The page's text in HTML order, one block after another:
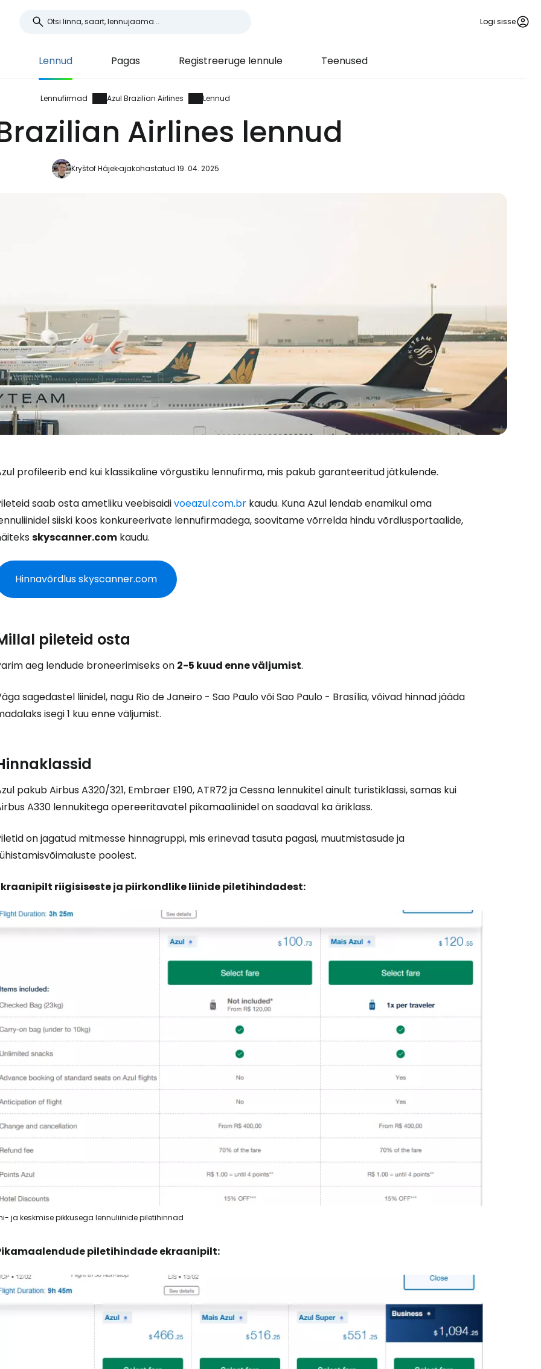
Logi sisse
Lennud Pagas Registreeruge lennule Teenused
Lennufirmad Azul Brazilian Airlines Lennud
Airlines lennud
Kryštof Hájekajakohastatud 19. 04. 2025
profileerib end kui klassikaline võrgustiku lennufirma, mis pakub garanteeritud jätkulende.
saab osta ametliku veebisaidivoeazul.com.br kaudu. Kuna Azul lendab enamikul oma
siiski koos konkureerivate lennufirmadega, soovitame võrrelda hindu võrdlusportaalide,
skyscanner.com kaudu.
Hinnavõrdlus skyscanner.com
pileteid osta
aeg lendude broneerimiseks on 2-5 kuud enne väljumist.
sagedastel liinidel, nagu Rio de Janeiro - Sao Paulo või Sao Paulo - Brasília, võivad hinnad jääda
isegi 1 kuu enne väljumist.
pakub Airbus A320/321, Embraer E190, ATR72 ja Cessna lennukitel ainult turistiklassi, samas kui
A330 lennukitega opereeritavatel pikamaaliinidel on saadaval ka äriklass.
on jagatud mitmesse hinnagruppi, mis erinevad tasuta pagasi, muutmistasude ja
poolest.
riigisiseste ja piirkondlike liinide piletihindadest:
ja keskmise pikkusega lennuliinide piletihinnad
piletihindade ekraanipilt:
Logi sisse Cestee'sse
... ülemaailmne reisikogukond
Jätka Google'iga
Jätka Facebookiga